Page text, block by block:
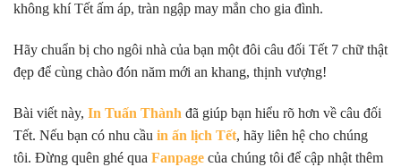
không khí Tết ấm áp, tràn ngập may mắn cho gia đình.
Hãy chuẩn bị cho ngôi nhà của bạn một đôi câu đối Tết 7 chữ thật
đẹp để cùng chào đón năm mới an khang, thịnh vượng!
Bài viết này, In Tuấn Thành đã giúp bạn hiểu rõ hơn về câu đối
Tết. Nếu bạn có nhu cầu in ấn lịch Tết, hãy liên hệ cho chúng
tôi. Đừng quên ghé qua Fanpage của chúng tôi để cập nhật thêm